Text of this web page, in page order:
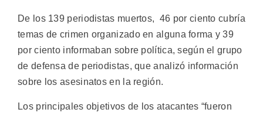
De los 139 periodistas muertos, 46 por ciento cubría
temas de crimen organizado en alguna forma y 39
por ciento informaban sobre política, según el grupo
de defensa de periodistas, que analizó información
sobre los asesinatos en la región.
Los principales objetivos de los atacantes “fueron